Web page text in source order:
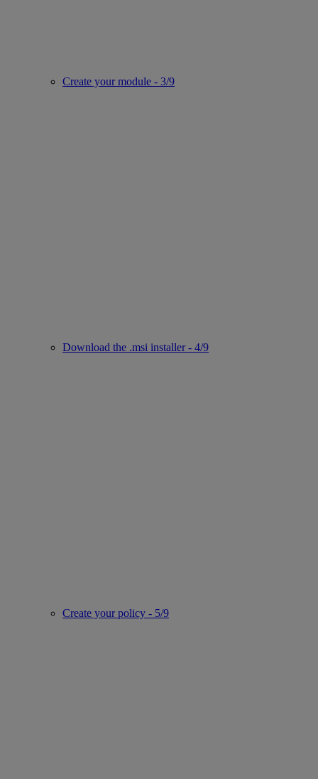
Create your module - 3/9
Download the .msi installer - 4/9
Create your policy - 5/9